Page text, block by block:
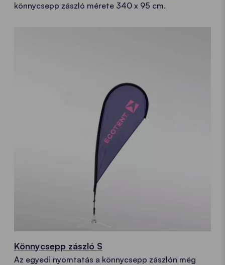
könnycsepp zászló mérete 340 x 95 cm.
Könnycsepp zászló S
Az egyedi nyomtatás a könnycsepp zászlón még